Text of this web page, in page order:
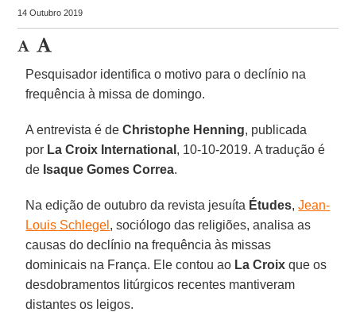
14 Outubro 2019
Pesquisador identifica o motivo para o declínio na
frequência à missa de domingo.
A entrevista é deChristophe Henning, publicada
por La Croix International , 10-10-2019. A tradução é
de Isaque Gomes Correa.
Na edição de outubro da revista jesuíta Études,Jean-
Louis Schlegel , sociólogo das religiões, analisa as
causas do declínio na frequência às missas
dominicais na França. Ele contou ao La Croix que os
desdobramentos litúrgicos recentes mantiveram
distantes os leigos.